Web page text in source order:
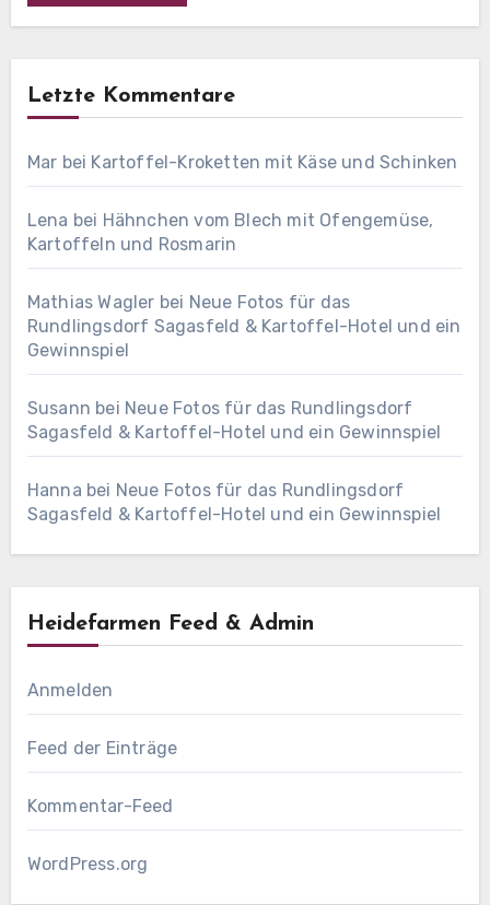
Letzte Kommentare
Mar bei Kartoffel-Kroketten mit Käse und Schinken
Lena bei Hähnchen vom Blech mit Ofengemüse,
Kartoffeln und Rosmarin
Mathias Wagler bei Neue Fotos für das
Rundlingsdorf Sagasfeld & Kartoffel-Hotel und ein
Gewinnspiel
Susann bei Neue Fotos für das Rundlingsdorf
Sagasfeld & Kartoffel-Hotel und ein Gewinnspiel
Hanna bei Neue Fotos für das Rundlingsdorf
Sagasfeld & Kartoffel-Hotel und ein Gewinnspiel
Heidefarmen Feed & Admin
Anmelden
Feed der Einträge
Kommentar-Feed
WordPress.org